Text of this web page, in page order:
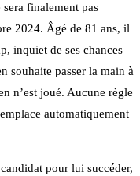
finalement pas
2024. Âgé de 81 ans, il
inquiet de ses chances
souhaite passer la main à
n’est joué. Aucune règle
automatiquement
pour lui succéder,